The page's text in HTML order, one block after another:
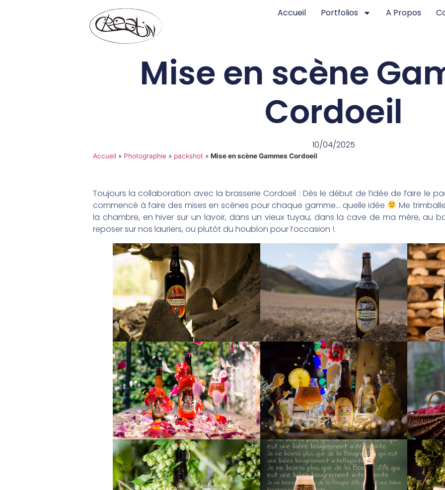
Accueil Portfolios A Propos
Mise en scène
Cordoeil
10/04/2025
Accueil » Photographie » packshot » Mise en scène Gammes Cordoeil
Toujours la collaboration avec la brasserie Cordoeil : Dès le début de l’idée de faire le
commencé à faire des mises en scènes pour chaque gamme… quelle idée
Me
la chambre, en hiver sur un lavoir, dans un vieux tuyau, dans la cave de ma mère, au
reposer sur nos lauriers, ou plutôt du houblon pour l’occasion !.